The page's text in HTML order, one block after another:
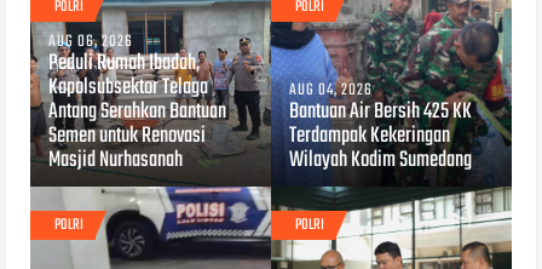
POLRI
AUG 06, 2026
Peduli Rumah Ibadah,
Kapolsubsektor Telaga
Antang Serahkan Bantuan
Semen untuk Renovasi
Masjid Nurhasanah
POLRI
AUG 04, 2026
Bantuan Air Bersih 425 KK
Terdampak Kekeringan
Wilayah Kodim Sumedang
POLRI POLRI